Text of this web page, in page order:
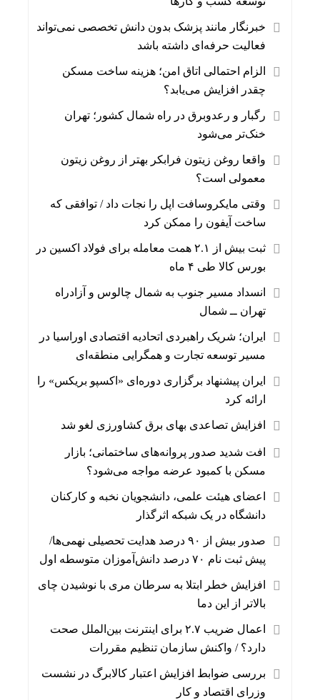
خبرنگار مانند پزشک بدون دانش تخصصی نمی‌تواند
فعالیت حرفه‌ای داشته باشد
الزام احتمالی اتاق امن؛ هزینه ساخت مسکن
چقدر افزایش می‌یابد؟
رگبار و رعدوبرق در راه شمال کشور؛ تهران
خنک‌تر می‌شود
واقعا روغن زیتون فرابکر بهتر از روغن زیتون
معمولی است؟
وقتی مایکروسافت اپل را نجات داد / توافقی که
ساخت آیفون را ممکن کرد
ثبت بیش از ۲.۱ همت معامله برای فولاد اکسین در
بورس کالا طی ۴ ماه
انسداد مسیر جنوب به شمال چالوس و آزادراه
تهران ــ شمال
ایران؛ شریک راهبردی اتحادیه اقتصادی اوراسیا در
مسیر توسعه تجارت و همگرایی منطقه‌ای
ایران پیشنهاد برگزاری دوره‌ای «اکسپو بریکس» را
ارائه کرد
افزایش تصاعدی بهای برق کشاورزی لغو شد
افت شدید صدور پروانه‌های ساختمانی؛ بازار
مسکن با کمبود عرضه مواجه می‌شود؟
اعضای هیئت علمی، دانشجویان نخبه و کارکنان
دانشگاه در یک شبکه‌ اثرگذار
صدور بیش از ۹۰ درصد هدایت تحصیلی نهمی‌ها/
پیش ثبت نام ۷۰ درصد دانش‌آموزان متوسطه اول
افزایش خطر ابتلا به سرطان مری با نوشیدن چای
بالاتر از این دما
اعمال ضریب ۲.۷ برای اینترنت بین‌الملل صحت
دارد؟ / واکنش سازمان تنظیم مقررات
بررسی ضوابط افزایش اعتبار کالابرگ در نشست
وزرای اقتصاد و کار